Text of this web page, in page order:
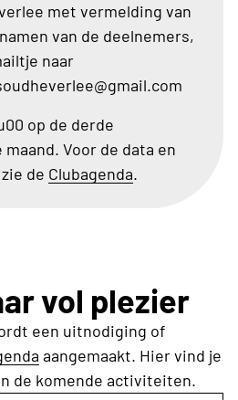
met vermelding van
van de deelnemers,
naar
op de derde
Voor de data en
de Clubagenda.
vol plezier
een uitnodiging of
aangemaakt. Hier vind je
de komende activiteiten.